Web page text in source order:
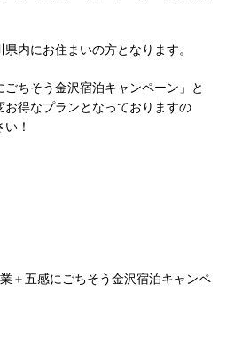
内にお住まいの方となります。
ちそう金沢宿泊キャンペーン」と
お得なプランとなっておりますの
！
＋五感にごちそう金沢宿泊キャンペ